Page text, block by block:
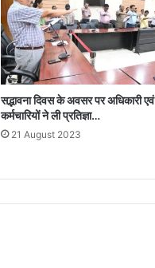
सद्भावना दिवस के अवसर पर अधिकारी एवं
कर्मचारियों ने ली प्रतिज्ञा…
21 August 2023